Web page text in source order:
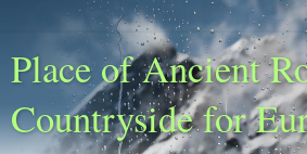
Place of Ancient
Countryside for